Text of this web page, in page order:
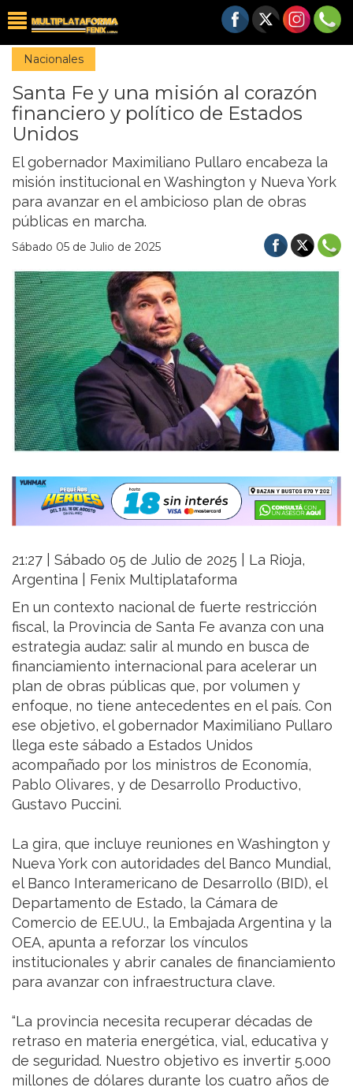
Nacionales
Santa Fe y una misión al corazón
financiero y político de Estados
Unidos
El gobernador Maximiliano Pullaro encabeza la
misión institucional en Washington y Nueva York
para avanzar en el ambicioso plan de obras
públicas en marcha.
Sábado 05 de Julio de 2025
21:27 | Sábado 05 de Julio de 2025 | La Rioja,
Argentina | Fenix Multiplataforma
En un contexto nacional de fuerte restricción
fiscal, la Provincia de Santa Fe avanza con una
estrategia audaz: salir al mundo en busca de
financiamiento internacional para acelerar un
plan de obras públicas que, por volumen y
enfoque, no tiene antecedentes en el país. Con
ese objetivo, el gobernador Maximiliano Pullaro
llega este sábado a Estados Unidos
acompañado por los ministros de Economía,
Pablo Olivares, y de Desarrollo Productivo,
Gustavo Puccini.
La gira, que incluye reuniones en Washington y
Nueva York con autoridades del Banco Mundial,
el Banco Interamericano de Desarrollo (BID), el
Departamento de Estado, la Cámara de
Comercio de EE.UU., la Embajada Argentina y la
OEA, apunta a reforzar los vínculos
institucionales y abrir canales de financiamiento
para avanzar con infraestructura clave.
“La provincia necesita recuperar décadas de
retraso en materia energética, vial, educativa y
de seguridad. Nuestro objetivo es invertir 5.000
millones de dólares durante los cuatro años de